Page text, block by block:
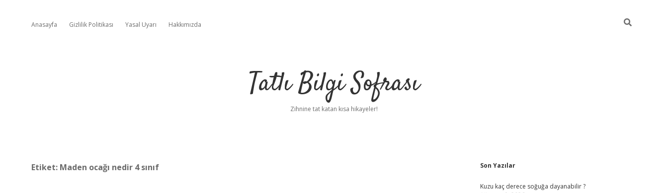
Anasayfa Gizlilik Politikası Yasal Uyarı Hakkımızda
Tatlı Bilgi Sofrası
Zihnine tat katan kısa hikayeler!
Etiket: Maden ocağı nedir 4 sınıf Sidebar
Son Yazılar
Kuzu kaç derece soğuğa dayanabilir ?